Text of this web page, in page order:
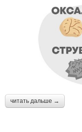
читать дальше →